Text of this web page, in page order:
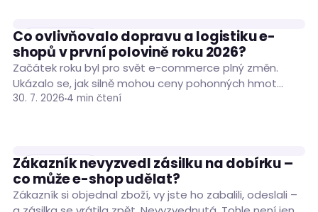
PODNIKÁNÍ
Co ovlivňovalo dopravu a logistiku e-
shopů v první polovině roku 2026?
Začátek roku byl pro svět e-commerce plný změn.
Ukázalo se, jak silně mohou ceny pohonných hmot
ovlivnit náklady na dopravu zásilek. Situaci…
30. 7. 2026 4 min čtení
PODNIKÁNÍ
Zákazník nevyzvedl zásilku na dobírku –
co může e-shop udělat?
Zákazník si objednal zboží, vy jste ho zabalili, odeslali –